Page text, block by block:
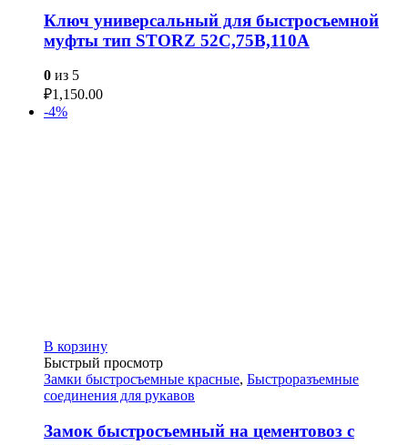
Ключ универсальный для быстросъемной
муфты тип STORZ 52C,75B,110A
0 из 5
₽1,150.00
-4%
В корзину
Быстрый просмотр
Замки быстросъемные красные, Быстроразъемные
соединения для рукавов
Замок быстросъемный на цементовоз с